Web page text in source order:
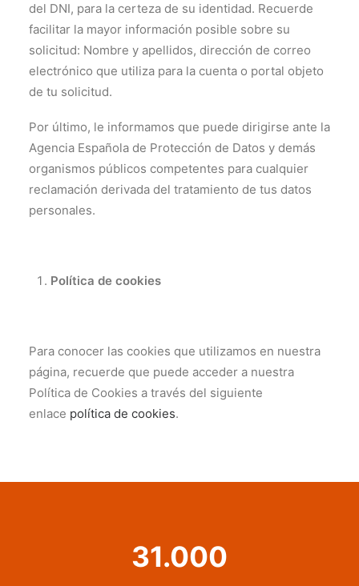
del DNI, para la certeza de su identidad. Recuerde
facilitar la mayor información posible sobre su
solicitud: Nombre y apellidos, dirección de correo
electrónico que utiliza para la cuenta o portal objeto
de tu solicitud.
Por último, le informamos que puede dirigirse ante la
Agencia Española de Protección de Datos y demás
organismos públicos competentes para cualquier
reclamación derivada del tratamiento de tus datos
personales.
Política de cookies
Para conocer las cookies que utilizamos en nuestra
página, recuerde que puede acceder a nuestra
Política de Cookies a través del siguiente
enlace política de cookies.
31.000